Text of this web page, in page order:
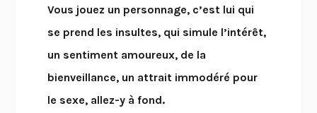
Vous jouez un personnage, c’est lui qui
se prend les insultes, qui simule l’intérêt,
un sentiment amoureux, de la
bienveillance, un attrait immodéré pour
le sexe, allez-y à fond.